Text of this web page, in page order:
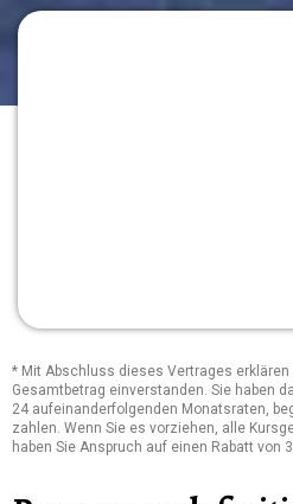
* Mit Abschluss dieses Vertrages
Gesamtbetrag einverstanden. Sie haben
24 aufeinanderfolgenden Monatsraten,
zahlen. Wenn Sie es vorziehen, alle
haben Sie Anspruch auf einen Rabatt von